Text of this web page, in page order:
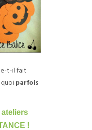
t-il fait
parfois
ateliers
!